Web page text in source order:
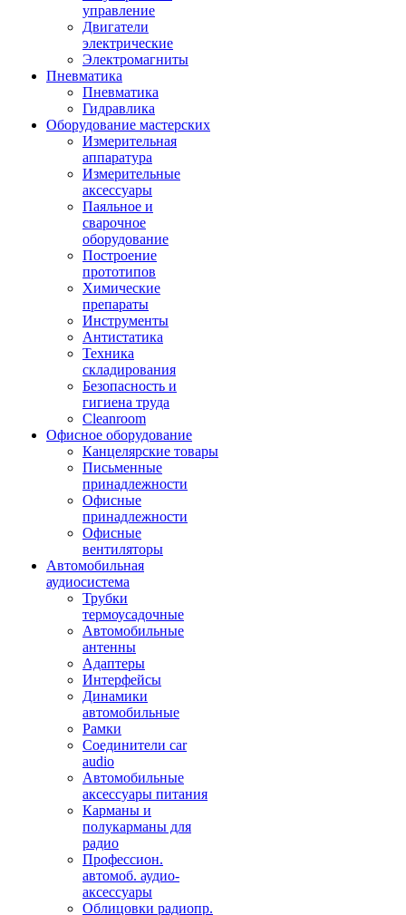
управление
Двигатели
электрические
Электромагниты
Пневматика
Пневматика
Гидравлика
Оборудование мастерских
Измерительная
аппаратура
Измерительные
аксессуары
Паяльное и
сварочное
оборудование
Построение
прототипов
Химические
препараты
Инструменты
Aнтистатика
Техника
складирования
Безопасность и
гигиена труда
Cleanroom
Офисное оборудование
Канцелярские товары
Письменные
принадлежности
Офисные
принадлежности
Офисные
вентиляторы
Автомобильная
аудиосистема
Трубки
термоусадочные
Автомобильные
антенны
Адаптеры
Интерфейсы
Динамики
автомобильные
Рамки
Соединители car
audio
Автомобильные
аксессуары питания
Карманы и
полукарманы для
радио
Профессион.
автомоб. аудио-
аксессуары
Облицовки радиопр.